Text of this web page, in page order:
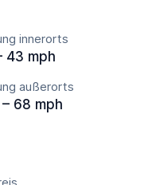
innerorts
43 mph
außerorts
68 mph